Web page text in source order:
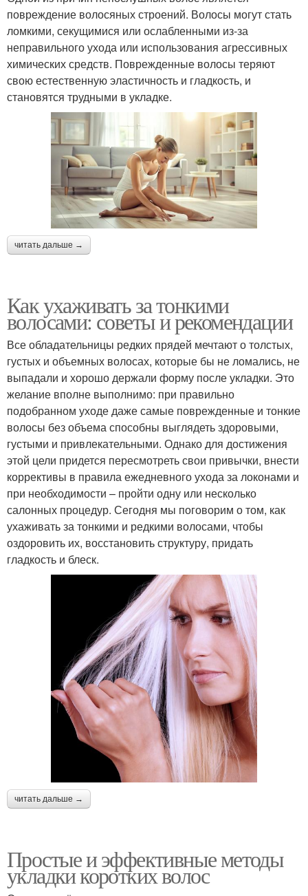
повреждение волосяных строений. Волосы могут стать
ломкими, секущимися или ослабленными из-за
неправильного ухода или использования агрессивных
химических средств. Поврежденные волосы теряют
свою естественную эластичность и гладкость, и
становятся трудными в укладке.
читать дальше →
Как ухаживать за тонкими
волосами: советы и рекомендации
Все обладательницы редких прядей мечтают о толстых,
густых и объемных волосах, которые бы не ломались, не
выпадали и хорошо держали форму после укладки. Это
желание вполне выполнимо: при правильно
подобранном уходе даже самые поврежденные и тонкие
волосы без объема способны выглядеть здоровыми,
густыми и привлекательными. Однако для достижения
этой цели придется пересмотреть свои привычки, внести
коррективы в правила ежедневного ухода за локонами и
при необходимости – пройти одну или несколько
салонных процедур. Сегодня мы поговорим о том, как
ухаживать за тонкими и редкими волосами, чтобы
оздоровить их, восстановить структуру, придать
гладкость и блеск.
читать дальше →
Простые и эффективные методы
укладки коротких волос